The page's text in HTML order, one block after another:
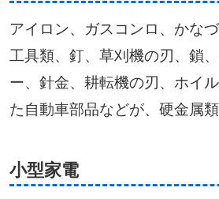
アイロン、ガスコンロ、かな
工具類、釘、草刈機の刃、鎖
ー、針金、耕転機の刃、ホイ
た自動車部品などが、硬金属類
小型家電